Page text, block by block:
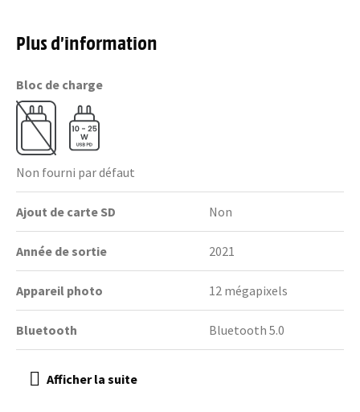
Plus d’information
Bloc de charge
Non fourni par défaut
Ajout de carte SD Non
Année de sortie 2021
Appareil photo 12 mégapixels
Bluetooth Bluetooth 5.0